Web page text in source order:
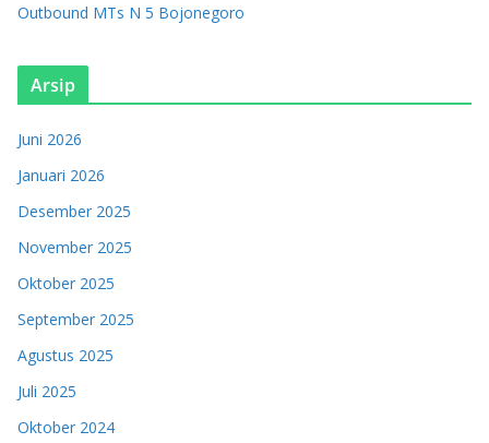
Outbound MTs N 5 Bojonegoro
Arsip
Juni 2026
Januari 2026
Desember 2025
November 2025
Oktober 2025
September 2025
Agustus 2025
Juli 2025
Oktober 2024